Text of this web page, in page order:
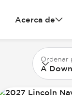
Acerca de
Ordenar
A